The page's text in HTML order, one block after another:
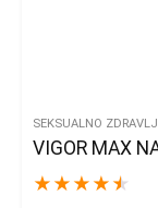
SEKSUALNO
VIGOR MAX
★ ★ ★ ★ ★